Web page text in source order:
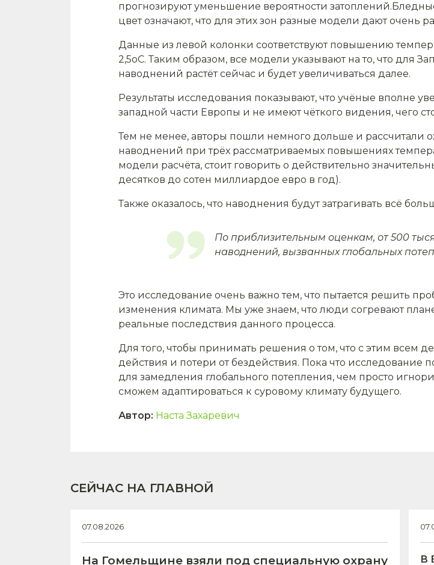
прогнозируют уменьшение вероятности
цвет означают, что для этих зон разные модели дают очень
Данные из левой колонки соответствуют повышению
2,5оС. Таким образом, все модели указывают на то, что для
наводнений растёт сейчас и будет увеличиваться далее.
Результаты исследования показывают, что учёные вполне
западной части Европы и не имеют чёткого видения, чего
Тем не менее, авторы пошли немного дольше и
наводнений при трёх рассматриваемых повышениях
модели расчёта, стоит говорить о действительно
десятков до сотен миллиардое евро в год).
Также оказалось, что наводнения будут затрагивать всё
По приблизительным оценкам, от 500
наводнений, вызванных глобальных
Это исследование очень важно тем, что пытается решить
изменения климата. Мы уже знаем, что люди согревают
реальные последствия данного процесса.
Для того, чтобы принимать решения о том, что с этим всем
действия и потери от бездействия. Пока что исследование
для замедления глобального потепления, чем просто
сможем адаптироваться к суровому климату будущего.
Автор: Наста Захаревич
СЕЙЧАС НА ГЛАВНОЙ
07.08.2026
На Гомельщине взяли под специальную охрану В